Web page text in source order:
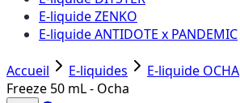
E-liquide ZENKO
E-liquide ANTIDOTE x PANDEMIC
Accueil E-liquides E-liquide OCHA
Freeze 50 mL - Ocha